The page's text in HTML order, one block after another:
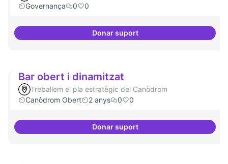
Governança
0 0
Donar suportComité Asesor Internacional
Bar obert i dinamitzat
Treballem el pla estratègic del Canòdrom
Canòdrom Obert
2 anys 0 0
Donar suportBar obert i dinamitzat